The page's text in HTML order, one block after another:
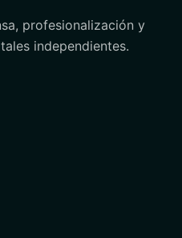
profesionalización y
independientes.